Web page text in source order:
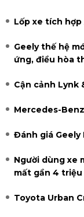
Lốp xe tích hợp
Geely thế hệ
ứng, điều hòa
Cận cảnh Lynk
Mercedes-
Đánh giá Geely
Người dùng xe
mất gần 4
Toyota Urban